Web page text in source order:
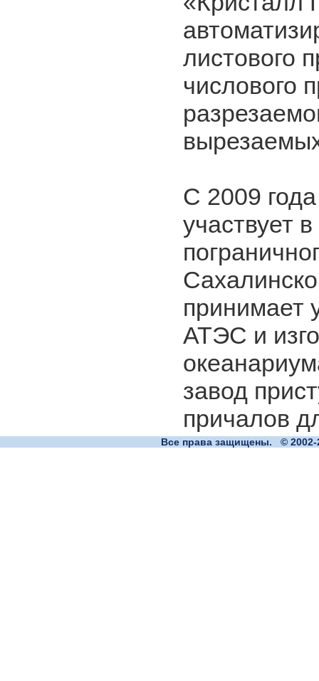
листового
числового
С 2009
участвует
принимает
АТЭС и
завод
причалов
Все права защищены. © 2002-